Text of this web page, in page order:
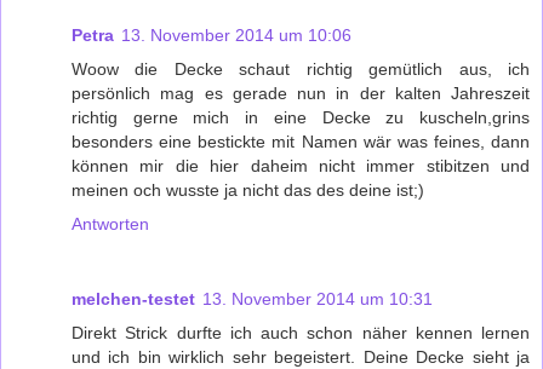
Petra 13. November 2014 um 10:06
Woow die Decke schaut richtig gemütlich aus, ich
persönlich mag es gerade nun in der kalten Jahreszeit
richtig gerne mich in eine Decke zu kuscheln,grins
besonders eine bestickte mit Namen wär was feines, dann
können mir die hier daheim nicht immer stibitzen und
meinen och wusste ja nicht das des deine ist;)
Antworten
melchen-testet 13. November 2014 um 10:31
Direkt Strick durfte ich auch schon näher kennen lernen
und ich bin wirklich sehr begeistert. Deine Decke sieht ja